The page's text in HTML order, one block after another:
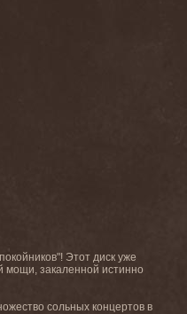
Этот диск уже
мощи, закаленной истинно
сольных концертов в